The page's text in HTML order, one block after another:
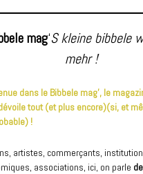
mag‘S kleine bibbele
mehr !
dans le Bibbele mag’, le
tout (et plus encore)(si, et
!
artistes, commerçants,
associations, ici, on parle